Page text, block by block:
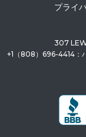
プライ
307
+1（808）696-4414：